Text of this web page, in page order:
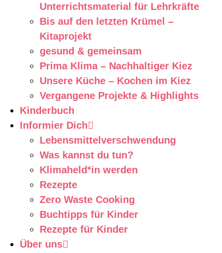
Unterrichtsmaterial für Lehrkräfte
Bis auf den letzten Krümel –
Kitaprojekt
gesund & gemeinsam
Prima Klima – Nachhaltiger Kiez
Unsere Küche – Kochen im Kiez
Vergangene Projekte & Highlights
Kinderbuch
Informier Dich
Lebensmittelverschwendung
Was kannst du tun?
Klimaheld*in werden
Rezepte
Zero Waste Cooking
Buchtipps für Kinder
Rezepte für Kinder
Über uns